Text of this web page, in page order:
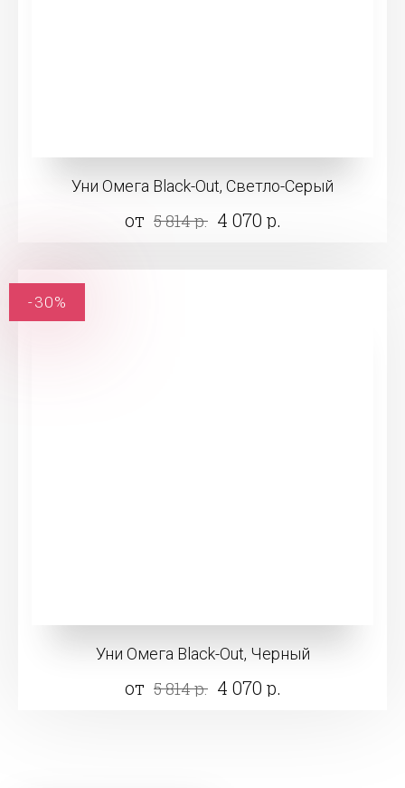
Уни Омега Black-Out, Светло-Серый
от 5 814 р. 4 070 р.
Уни Омега Black-Out, Черный
от 5 814 р. 4 070 р.
-30%